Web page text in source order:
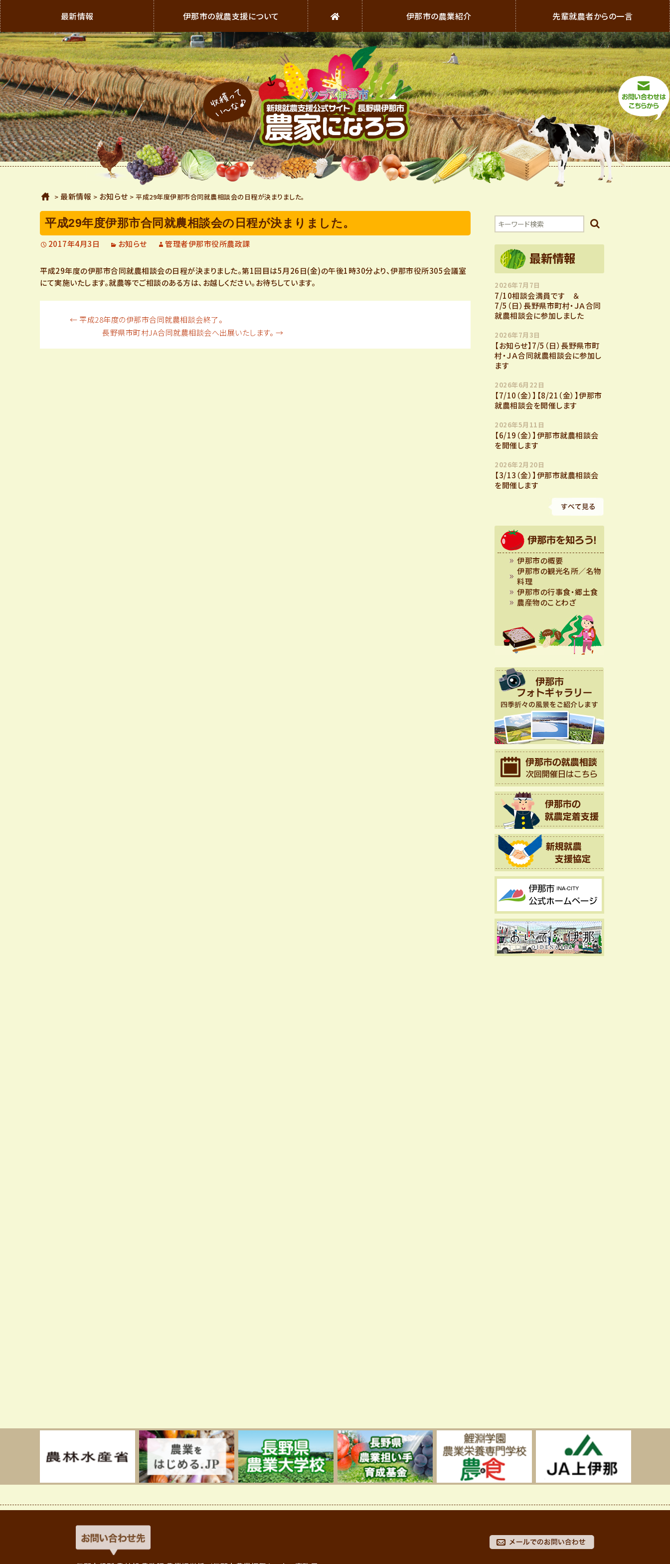
最新情報 伊那市の就農支援について
伊
那
市
の
就
定
着
支
援
伊那市の農業紹介
伊
那
市
の
農
品
目
紹
先輩就農者からの一言
新規就農支援公式サイト 長野県伊那市 農家になろう
収穫ってい〜な
ホーム
> 最新情報 > お知らせ > 平成29年度伊那市合同就農相談会の日程が決まりました。
平成29年度伊那市合同就農相談会の日程が決まりました。
2017年4月3日 お知らせ 管理者伊那市役所農政課
平成29年度の伊那市合同就農相談会の日程が決まりました。第1回目は5月26日(金)の午後1時30分より、伊那市役所305会議室
にて実施いたします。就農等でご相談のある方は、お越しください。お待ちしています。
稿
←平成28年度の伊那市合同就農相談会終了。
長野県市町村JA合同就農相談会へ出展いたします。 →
7/10相談会満員です ＆
7/5（日）長野県市町村・ＪＡ合同
就農相談会に参加しました
2026年7月7日
【お知らせ】7/5（日）長野県市町
村・ＪＡ合同就農相談会に参加し
ます
2026年7月3日
【7/10（金）】【8/21（金）】伊那市
就農相談会を開催します
2026年6月22日
【6/19（金）】伊那市就農相談会
を開催します
2026年5月11日
【3/13（金）】伊那市就農相談会
を開催します
2026年2月20日
伊那市の概要
伊那市の観光名所／名物
料理
伊那市の行事食・郷土食
農産物のことわざ